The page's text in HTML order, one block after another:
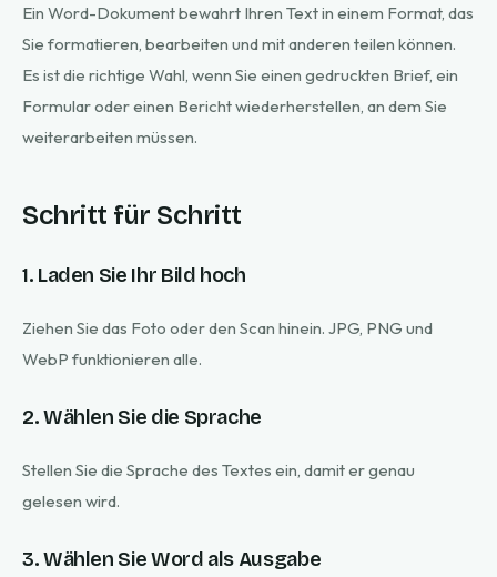
Ein Word-Dokument bewahrt Ihren Text in einem Format, das
Sie formatieren, bearbeiten und mit anderen teilen können.
Es ist die richtige Wahl, wenn Sie einen gedruckten Brief, ein
Formular oder einen Bericht wiederherstellen, an dem Sie
weiterarbeiten müssen.
Schritt für Schritt
1. Laden Sie Ihr Bild hoch
Ziehen Sie das Foto oder den Scan hinein. JPG, PNG und
WebP funktionieren alle.
2. Wählen Sie die Sprache
Stellen Sie die Sprache des Textes ein, damit er genau
gelesen wird.
3. Wählen Sie Word als Ausgabe